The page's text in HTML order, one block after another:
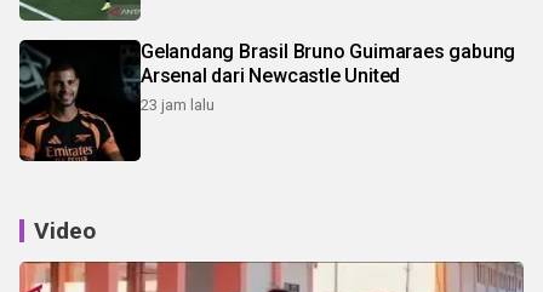
Gelandang Brasil Bruno Guimaraes gabung
Arsenal dari Newcastle United
23 jam lalu
Video